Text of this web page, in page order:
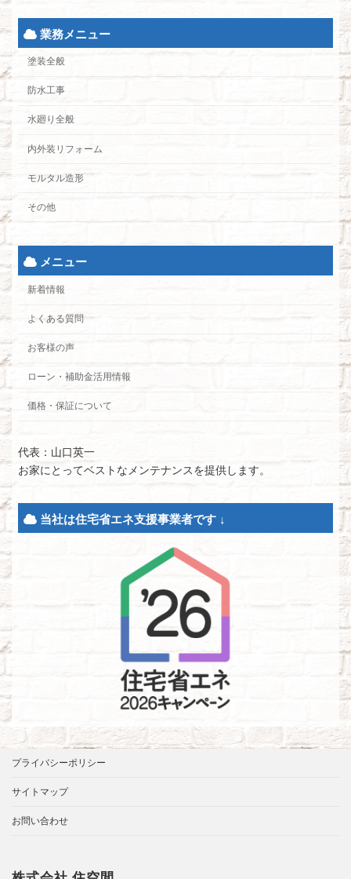
業務メニュー
塗装全般
防水工事
水廻り全般
内外装リフォーム
モルタル造形
その他
メニュー
新着情報
よくある質問
お客様の声
ローン・補助金活用情報
価格・保証について
代表：山口英一
お家にとってベストなメンテナンスを提供します。
当社は住宅省エネ支援事業者です ↓
プライバシーポリシー
サイトマップ
お問い合わせ